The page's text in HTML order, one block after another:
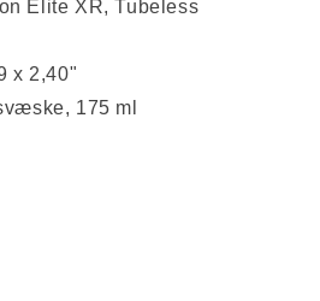
Elite XR, Tubeless
x 2,40"
175 ml